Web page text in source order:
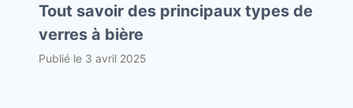
Tout savoir des principaux types de
verres à bière
Publié le 3 avril 2025